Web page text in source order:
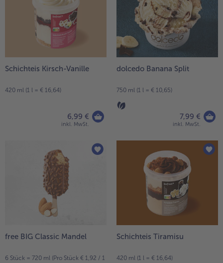
Schichteis Kirsch-Vanille
420 ml (1 l = € 16,64)
6,99 €
inkl. MwSt.
dolcedo Banana Split
750 ml (1 l = € 10,65)
7,99 €
inkl. MwSt.
free BIG Classic Mandel
6 Stück = 720 ml (Pro Stück € 1,92 / 1
Schichteis Tiramisu
420 ml (1 l = € 16,64)